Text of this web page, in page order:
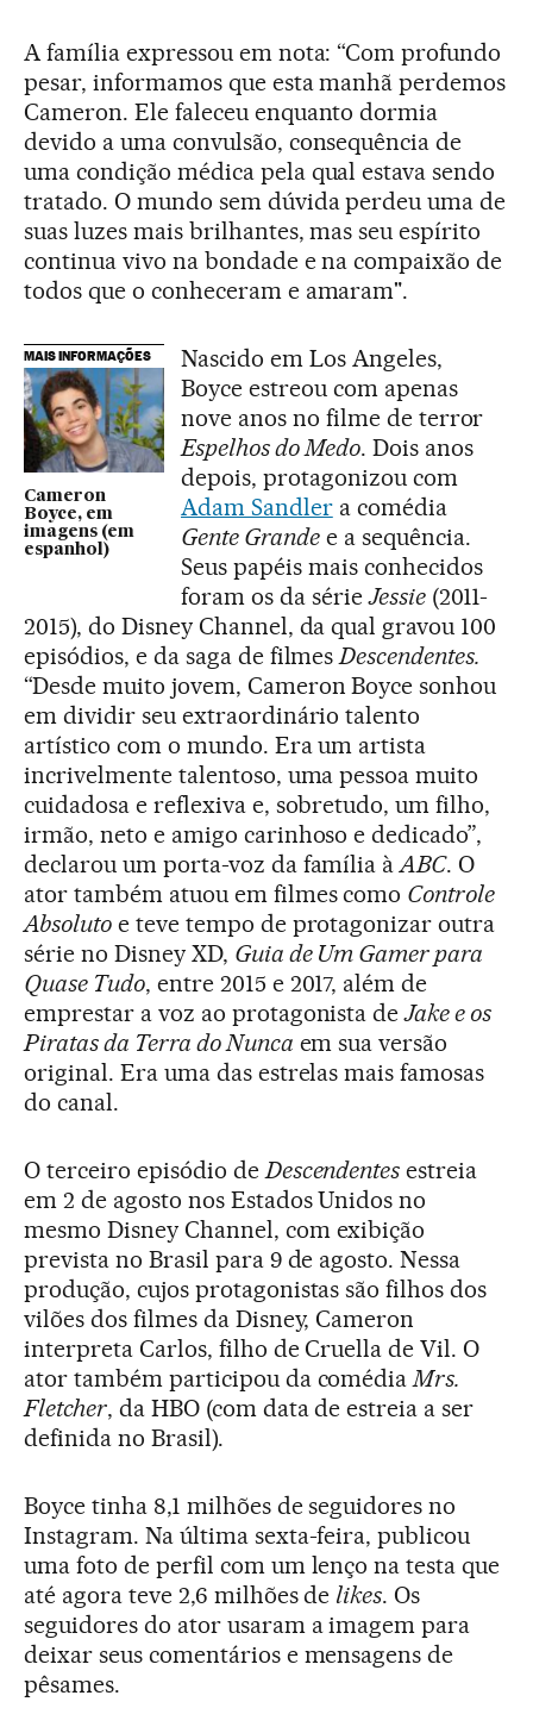
A família expressou em nota: “Com profundo
pesar, informamos que esta manhã perdemos
Cameron. Ele faleceu enquanto dormia
devido a uma convulsão, consequência de
uma condição médica pela qual estava sendo
tratado. O mundo sem dúvida perdeu uma de
suas luzes mais brilhantes, mas seu espírito
continua vivo na bondade e na compaixão de
todos que o conheceram e amaram".
MAIS INFORMAÇÕES
Cameron
Boyce, em
imagens (em
espanhol)
Nascido em Los Angeles,
Boyce estreou com apenas
nove anos no filme de terror
Espelhos do Medo. Dois anos
depois, protagonizou com
Adam Sandlera comédia
Gente Grandee a sequência.
Seus papéis mais conhecidos
foram os da sérieJessie(2011-
2015), do Disney Channel, da qual gravou 100
episódios, e da saga de filmes Descendentes.
“Desde muito jovem, Cameron Boyce sonhou
em dividir seu extraordinário talento
artístico com o mundo. Era um artista
incrivelmente talentoso, uma pessoa muito
cuidadosa e reflexiva e, sobretudo, um filho,
irmão, neto e amigo carinhoso e dedicado”,
declarou um porta-voz da família àABC. O
ator também atuou em filmes como Controle
Absolutoe teve tempo de protagonizar outra
série no Disney XD, Guia de Um Gamer para
Quase Tudo, entre 2015 e 2017, além de
emprestar a voz ao protagonista deJake e os
Piratas da Terra do Nunca em sua versão
original. Era uma das estrelas mais famosas
do canal.
O terceiro episódio de Descendentes estreia
em 2 de agosto nos Estados Unidos no
mesmo Disney Channel, com exibição
prevista no Brasil para 9 de agosto. Nessa
produção, cujos protagonistas são filhos dos
vilões dos filmes da Disney, Cameron
interpreta Carlos, filho de Cruella de Vil. O
ator também participou da comédia Mrs.
Fletcher, da HBO (com data de estreia a ser
definida no Brasil).
Boyce tinha 8,1 milhões de seguidores no
Instagram. Na última sexta-feira, publicou
uma foto de perfil com um lenço na testa que
até agora teve 2,6 milhões de likes. Os
seguidores do ator usaram a imagem para
deixar seus comentários e mensagens de
pêsames.